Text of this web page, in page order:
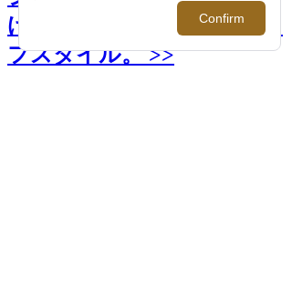
ける、上質な大人のオン/オ
フスタイル。 >>